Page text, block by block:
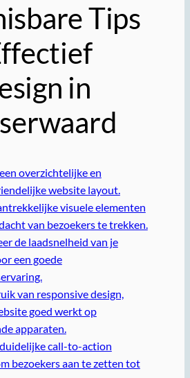
Tips
in
overzichtelijke en
website layout.
visuele elementen
van bezoekers te trekken.
de laadsnelheid van je
een goede
van responsive design,
goed werkt op
apparaten.
call-to-action
bezoekers aan te zetten tot